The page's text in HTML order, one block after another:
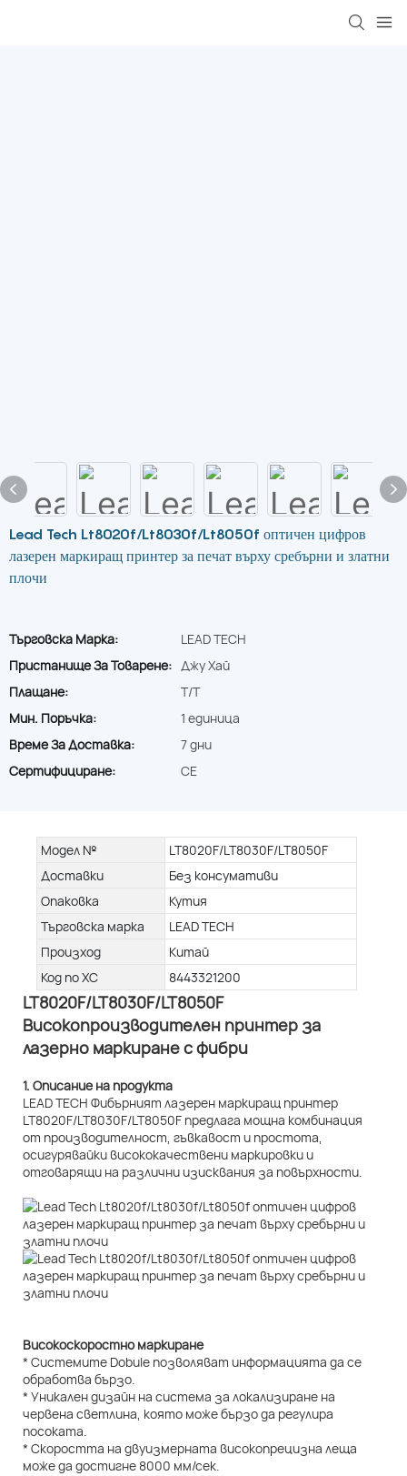
Lead Tech Lt8020f/Lt8030f/Lt8050f оптичен цифров
лазерен маркиращ принтер за печат върху сребърни и златни
плочи
Търговска Марка:
LEAD TECH
Пристанище За Товарене: Джу Хай
Плащане:
T/T
Мин. Поръчка:
1 единица
Време За Доставка:
7 дни
Сертифициране:
CE
Модел №
LT8020F/LT8030F/LT8050F
Доставки
Без консумативи
Опаковка
Кутия
Търговска марка
LEAD TECH
Произход
Китай
Код по ХС
8443321200
LT8020F/LT8030F/LT8050F
Високопроизводителен принтер за
лазерно маркиране с фибри
1. Описание на продукта
LEAD TECH Фибърният лазерен маркиращ принтер
LT8020F/LT8030F/LT8050F предлага мощна комбинация
от производителност, гъвкавост и простота,
осигурявайки висококачествени маркировки и
отговарящи на различни изисквания за повърхности.
Високоскоростно маркиране
* Системите Dobule позволяват информацията да се
обработва бързо.
* Уникален дизайн на система за локализиране на
червена светлина, която може бързо да регулира
посоката.
* Скоростта на двуизмерната високопрецизна леща
може да достигне 8000 мм/сек.